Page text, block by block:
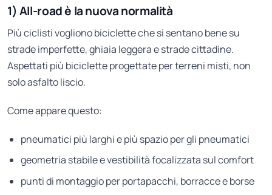
1) All-road è la nuova normalità
Più ciclisti vogliono biciclette che si sentano bene su
strade imperfette, ghiaia leggera e strade cittadine.
Aspettati più biciclette progettate per terreni misti, non
solo asfalto liscio.
Come appare questo:
pneumatici più larghi e più spazio per gli pneumatici
geometria stabile e vestibilità focalizzata sul comfort
punti di montaggio per portapacchi, borracce e borse